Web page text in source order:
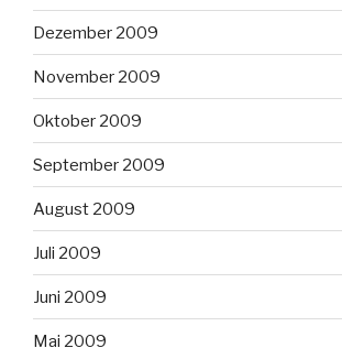
Dezember 2009
November 2009
Oktober 2009
September 2009
August 2009
Juli 2009
Juni 2009
Mai 2009